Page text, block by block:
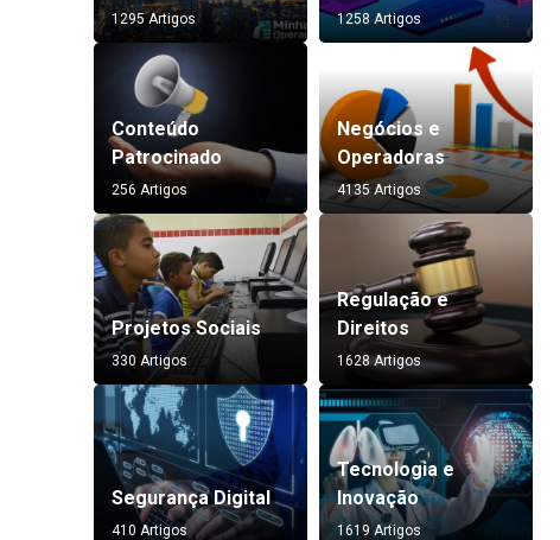
1295 Artigos 1258 Artigos
Conteúdo
Patrocinado
256 Artigos
Negócios e
Operadoras
4135 Artigos
Projetos Sociais
330 Artigos
Regulação e
Direitos
1628 Artigos
Segurança Digital
410 Artigos
Tecnologia e
Inovação
1619 Artigos